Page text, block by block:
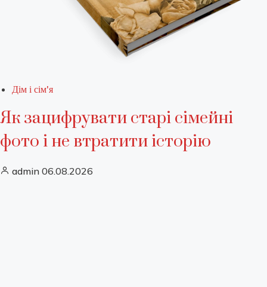
Дім і сім'я
Як зацифрувати старі сімейні
фото і не втратити історію
admin 06.08.2026